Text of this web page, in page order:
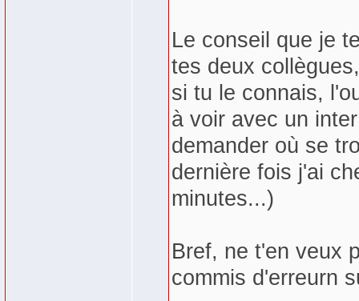
Le conseil que je
tes deux
si tu le connais,
à voir avec un
demander où se
dernière fois j'ai
minutes...)
Bref, ne t'en veux
commis d'erreurn